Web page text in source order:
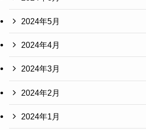
2024年5月
2024年4月
2024年3月
2024年2月
2024年1月